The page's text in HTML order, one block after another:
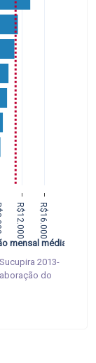
R$12.000 R$16.000
mensal média
2013-
do